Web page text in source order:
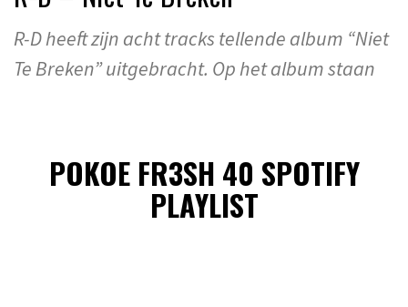
R-D heeft zijn acht tracks tellende album “Niet
Te Breken” uitgebracht. Op het album staan
POKOE FR3SH 40 SPOTIFY
PLAYLIST